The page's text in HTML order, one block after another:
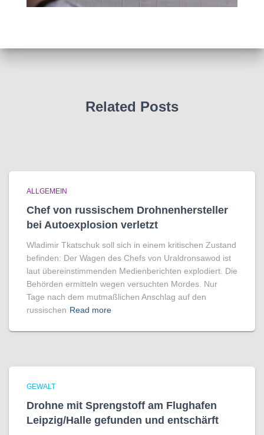
Related Posts
ALLGEMEIN
Chef von russischem Drohnenhersteller
bei Autoexplosion verletzt
Wladimir Tkatschuk soll sich in einem kritischen Zustand
befinden: Der Wagen des Chefs von Uraldronsawod ist
laut übereinstimmenden Medienberichten explodiert. Die
Behörden ermitteln wegen versuchten Mordes. Nur
Tage nach dem mutmaßlichen Anschlag auf den
russischen Read more
GEWALT
Drohne mit Sprengstoff am Flughafen
Leipzig/Halle gefunden und entschärft